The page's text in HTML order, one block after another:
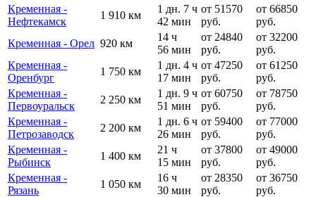
Кременная -
Нефтекамск
1 910 км
1 дн. 7 ч
42 мин
от 51570
руб.
от 66850
руб.
Кременная - Орел 920 км
14 ч
56 мин
от 24840
руб.
от 32200
руб.
Кременная -
Оренбург
1 750 км
1 дн. 4 ч
17 мин
от 47250
руб.
от 61250
руб.
Кременная -
Первоуральск
2 250 км
1 дн. 9 ч
51 мин
от 60750
руб.
от 78750
руб.
Кременная -
Петрозаводск
2 200 км
1 дн. 6 ч
26 мин
от 59400
руб.
от 77000
руб.
Кременная -
Рыбинск
1 400 км
21 ч
15 мин
от 37800
руб.
от 49000
руб.
Кременная -
Рязань
1 050 км
16 ч
30 мин
от 28350
руб.
от 36750
руб.